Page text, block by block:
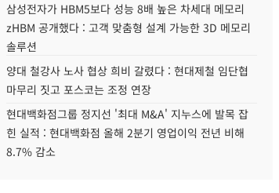
삼성전자가 HBM5보다 성능 8배 높은 차세대 메모리
zHBM 공개했다 : 고객 맞춤형 설계 가능한 3D 메모리
솔루션
양대 철강사 노사 협상 희비 갈렸다 : 현대제철 임단협
마무리 짓고 포스코는 조정 연장
현대백화점그룹 정지선 '최대 M&A' 지누스에 발목 잡
힌 실적 : 현대백화점 올해 2분기 영업이익 전년 비해
8.7% 감소